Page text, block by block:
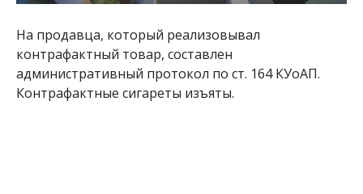
На продавца, который реализовывал
контрафактный товар, составлен
административный протокол по ст. 164 КУоАП.
Контрафактные сигареты изъяты.